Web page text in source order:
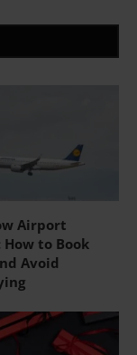
Airport
How to Book
Avoid